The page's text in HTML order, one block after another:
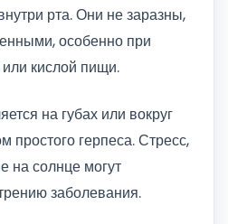
рта. Они не заразны,
особенно при
кислой пищи.
на губах или вокруг
простого герпеса. Стресс,
на солнце могут
заболевания.